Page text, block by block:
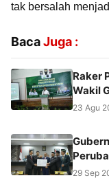
tak bersalah
BacaJuga :
Raker
Wakil
23 Agu
29 Sep